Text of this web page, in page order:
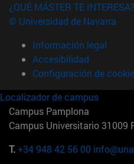
¿QUÉ MÁSTER TE INTERESA?
© Universidad de Navarra
Información legal
Accesibilidad
Configuración de
Localizador de campus
Campus Pamplona
Campus Universitario 31009
T.+34 948 42 56 00